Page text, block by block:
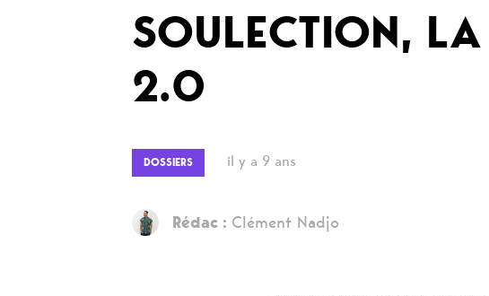
SOULECTION, LA
2.0
DOSSIERS il y a 9 ans
Rédac : Clément Nadjo